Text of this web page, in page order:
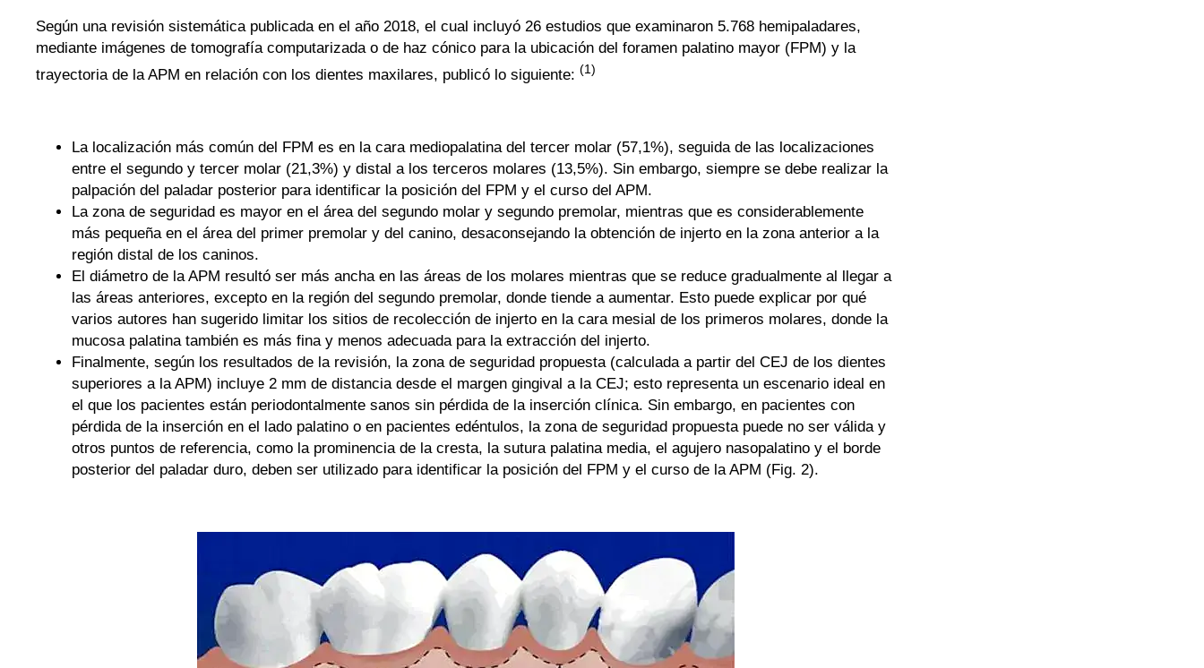
Según una revisión sistemática publicada en el año 2018, el cual incluyó 26 estudios que examinaron 5.768 hemipaladares,
mediante imágenes de tomografía computarizada o de haz cónico para la ubicación del foramen palatino mayor (FPM) y la
trayectoria de la APM en relación con los dientes maxilares, publicó lo siguiente: (1)
La localización más común del FPM es en la cara mediopalatina del tercer molar (57,1%), seguida de las localizaciones
entre el segundo y tercer molar (21,3%) y distal a los terceros molares (13,5%). Sin embargo, siempre se debe realizar la
palpación del paladar posterior para identificar la posición del FPM y el curso del APM.
La zona de seguridad es mayor en el área del segundo molar y segundo premolar, mientras que es considerablemente
más pequeña en el área del primer premolar y del canino, desaconsejando la obtención de injerto en la zona anterior a la
región distal de los caninos.
El diámetro de la APM resultó ser más ancha en las áreas de los molares mientras que se reduce gradualmente al llegar a
las áreas anteriores, excepto en la región del segundo premolar, donde tiende a aumentar. Esto puede explicar por qué
varios autores han sugerido limitar los sitios de recolección de injerto en la cara mesial de los primeros molares, donde la
mucosa palatina también es más fina y menos adecuada para la extracción del injerto.
Finalmente, según los resultados de la revisión, la zona de seguridad propuesta (calculada a partir del CEJ de los dientes
superiores a la APM) incluye 2 mm de distancia desde el margen gingival a la CEJ; esto representa un escenario ideal en
el que los pacientes están periodontalmente sanos sin pérdida de la inserción clínica. Sin embargo, en pacientes con
pérdida de la inserción en el lado palatino o en pacientes edéntulos, la zona de seguridad propuesta puede no ser válida y
otros puntos de referencia, como la prominencia de la cresta, la sutura palatina media, el agujero nasopalatino y el borde
posterior del paladar duro, deben ser utilizado para identificar la posición del FPM y el curso de la APM (Fig. 2).